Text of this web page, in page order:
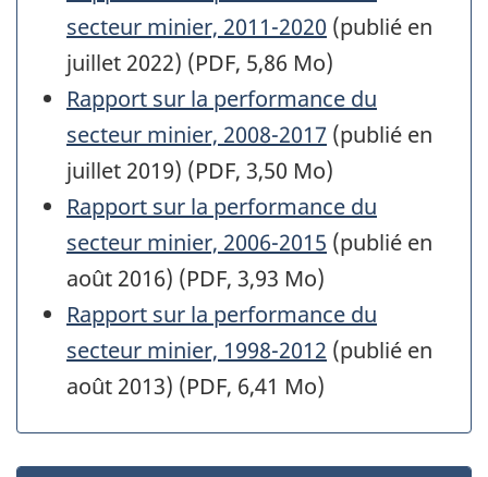
secteur minier, 2011-2020 (publié en
juillet 2022) (PDF, 5,86 Mo)
Rapport sur la performance du
secteur minier, 2008-2017 (publié en
juillet 2019) (PDF, 3,50 Mo)
Rapport sur la performance du
secteur minier, 2006-2015 (publié en
août 2016) (PDF, 3,93 Mo)
Rapport sur la performance du
secteur minier, 1998-2012 (publié en
août 2013) (PDF, 6,41 Mo)